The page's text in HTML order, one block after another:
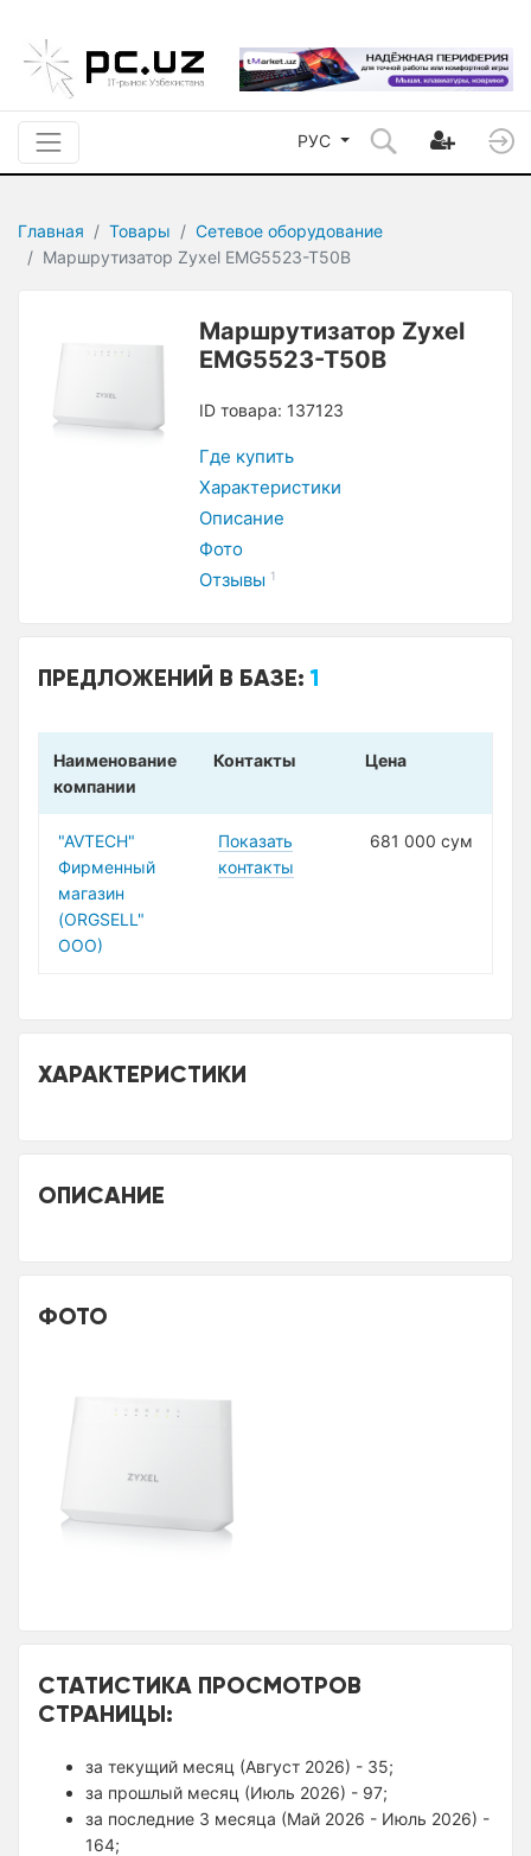
РУС
Главная Товары
Сетевое оборудование
Маршрутизатор Zyxel EMG5523-T50B
Маршрутизатор Zyxel
EMG5523-T50B
ID товара: 137123
Где купить
Характеристики
Описание
Фото
Отзывы 1
ПРЕДЛОЖЕНИЙ В БАЗЕ:1
Наименование
компании
Контакты Цена
"AVTECH"
Фирменный
магазин
(ORGSELL"
ООО)
Показать
контакты
681 000 сум
ХАРАКТЕРИСТИКИ
ОПИСАНИЕ
ФОТО
СТАТИСТИКА ПРОСМОТРОВ
СТРАНИЦЫ:
за текущий месяц (Август 2026) - 35;
за прошлый месяц (Июль 2026) - 97;
за последние 3 месяца (Май 2026 - Июль 2026) -
164;